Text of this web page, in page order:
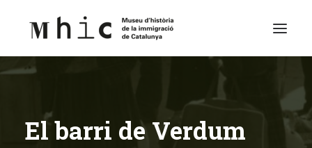
Visita’ns
El barri de Verdum